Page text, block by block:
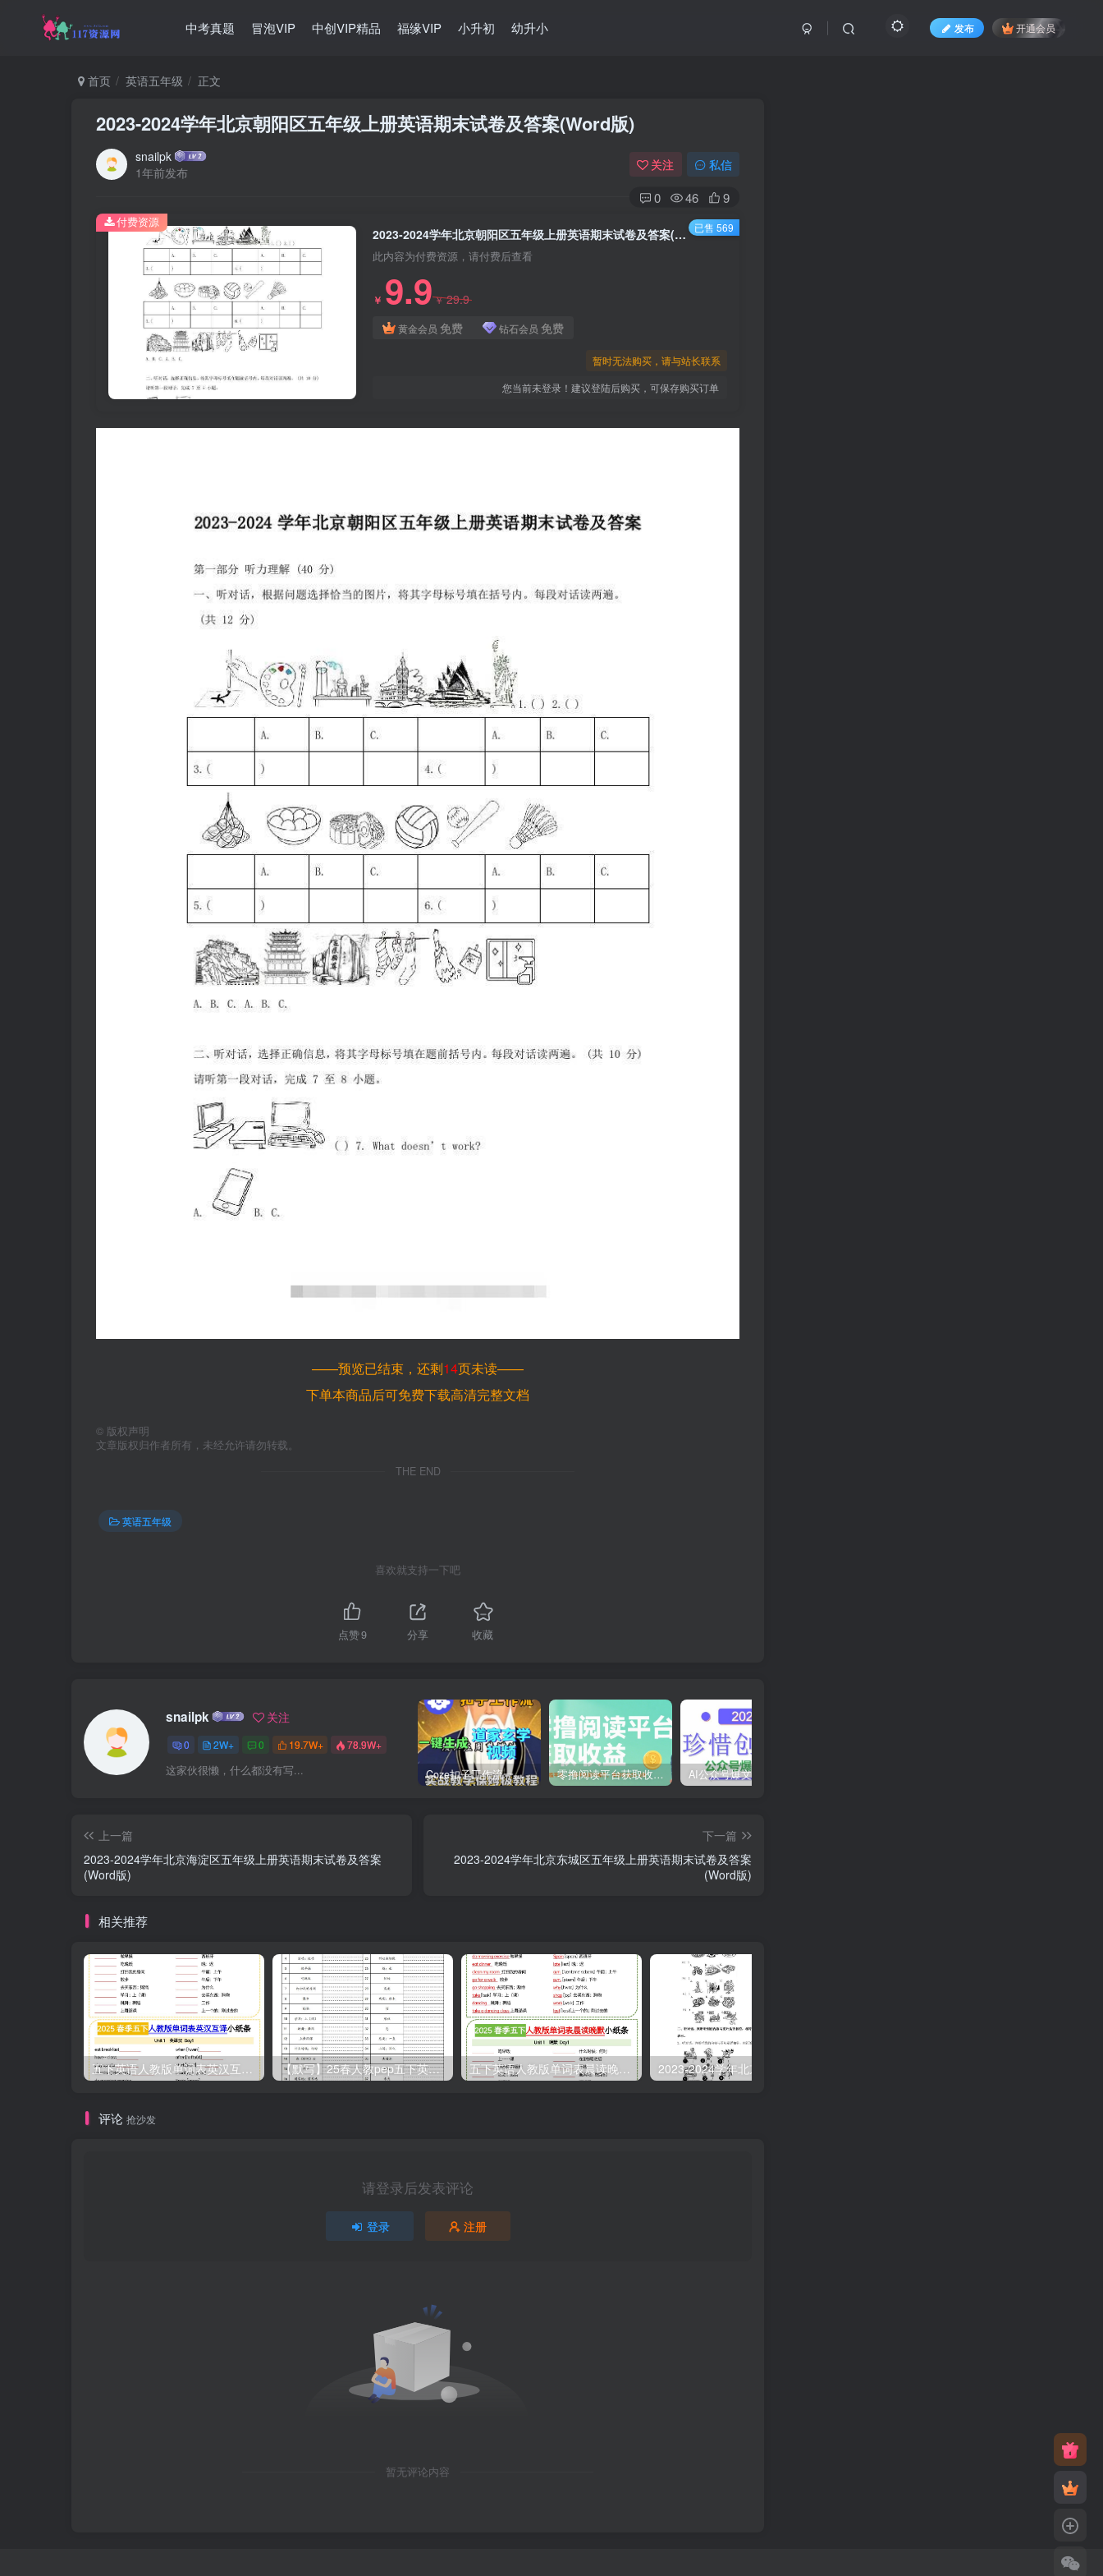
中考真题 冒泡VIP 中创VIP精品 福缘VIP 小升初 幼升小 发布 开通会员
首页 英语五年级 正文
2023-2024学年北京朝阳区五年级上册英语期末试卷及答案(Word版)
snailpk
1年前发布
关注 私信
0 46 9
2023-2024学年北京朝阳区五年级上册英语期末试卷及答案(Word版)
此内容为付费资源，请付费后查看
￥ 9.9￥29.9
黄金会员 免费 钻石会员 免费
暂时无法购买，请与站长联系
您当前未登录！建议登陆后购买，可保存购买订单
付费资源 已售 569
——预览已结束，还剩14页未读——
下单本商品后可免费下载高清完整文档
© 版权声明
文章版权归作者所有，未经允许请勿转载。
THE END
英语五年级
喜欢就支持一下吧
点赞9 分享 收藏
snailpk 关注
0 2W+ 0 19.7W+ 78.9W+
这家伙很懒，什么都没有写... Coze扣子工作流一键生成道家玄学短视频，实战保姆级教程 零撸阅读平台获取收益，最新无门槛平台，一部手机即可操作，单日收益50-3张【揭秘】
上一篇
2023-2024学年北京海淀区五年级上册英语期末试卷及答案
(Word版)
下一篇
2023-2024学年北京东城区五年级上册英语期末试卷及答案
(Word版)
相关推荐
【默写】25春人教pep五下英语单词默写表（4页） 五下英语人教版单词表晨读晚默小纸条
评论 抢沙发
请登录后发表评论
登录 注册
暂无评论内容